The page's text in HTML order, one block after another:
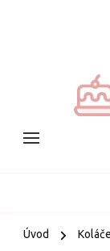
Úvod Koláče